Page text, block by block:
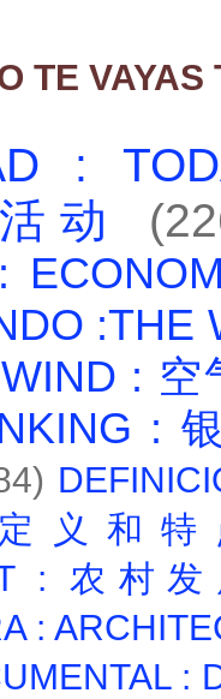
TE
:
动
:THE
: 空
:
定义和
: 农村
:
: